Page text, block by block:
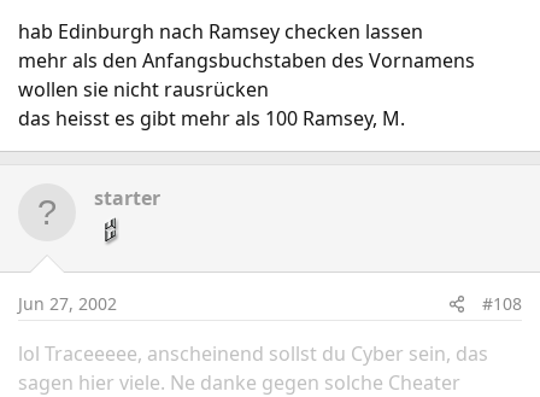
hab Edinburgh nach Ramsey checken lassen
mehr als den Anfangsbuchstaben des Vornamens
wollen sie nicht rausrücken
das heisst es gibt mehr als 100 Ramsey, M.
starter
Jun 27, 2002 #108
lol Traceeeee, anscheinend sollst du Cyber sein, das
sagen hier viele. Ne danke gegen solche Cheater